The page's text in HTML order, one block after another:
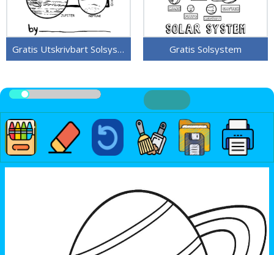
Gratis Utskrivbart Solsystem Gratis Solsystem